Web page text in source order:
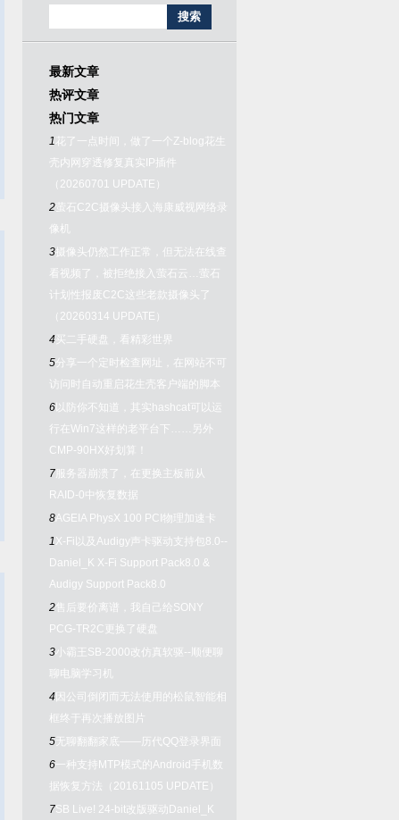
最新文章
热评文章
热门文章
1 花了一点时间，做了一个Z-blog花生
壳内网穿透修复真实IP插件
（20260701 UPDATE）
2 萤石C2C摄像头接入海康威视网络录
像机
3 摄像头仍然工作正常，但无法在线查
看视频了，被拒绝接入萤石云…萤石
计划性报废C2C这些老款摄像头了
（20260314 UPDATE）
4买二手硬盘，看精彩世界
5分享一个定时检查网址，在网站不可
访问时自动重启花生壳客户端的脚本
6 以防你不知道，其实hashcat可以运
行在Win7这样的老平台下……另外
CMP-90HX好划算！
7 服务器崩溃了，在更换主板前从
RAID-0中恢复数据
8AGEIA PhysX 100 PCI物理加速卡
1X-Fi以及Audigy声卡驱动支持包8.0--
Daniel_K X-Fi Support Pack8.0 &
Audigy Support Pack8.0
2售后要价离谱，我自己给SONY
PCG-TR2C更换了硬盘
3小霸王SB-2000改仿真软驱--顺便聊
聊电脑学习机
4 因公司倒闭而无法使用的松鼠智能相
框终于再次播放图片
5无聊翻翻家底——历代QQ登录界面
6一种支持MTP模式的Android手机数
据恢复方法（20161105 UPDATE）
7SB Live! 24-bit改版驱动Daniel_K